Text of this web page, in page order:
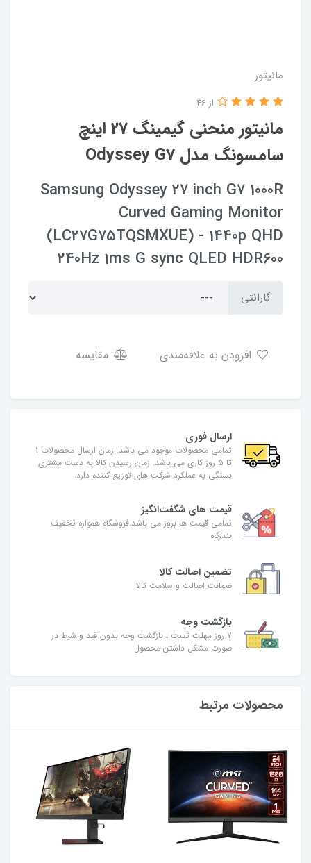
مانیتور
مانیتور منحنی گیمینگ 27 اینچ
سامسونگ مدل Odyssey G7
از 46
Samsung Odyssey 27 inch G7 1000R
Curved Gaming Monitor
(LC27G75TQSMXUE) - 1440p QHD
240Hz 1ms G sync QLED HDR600
گارانتی
مقایسه
ارسال فوری
تمامی محصولات موجود می باشد. زمان ارسال محصولات 1
تا 5 روز کاری می باشد. زمان رسیدن کالا به دست مشتری
بستگی به عملکرد شرکت های توزیع کننده دارد.
قیمت های شگفت‌انگیز
تمامی قیمت ها بروز می باشد.فروشگاه همواره تخفیف
بندرگاه
تضمین اصالت کالا
ضمانت اصالت و سلامت کالا
بازگشت وجه
7 روز مهلت تست ، بازگشت وجه بدون قید و شرط در
صورت مشکل داشتن محصول
محصولات مرتبط